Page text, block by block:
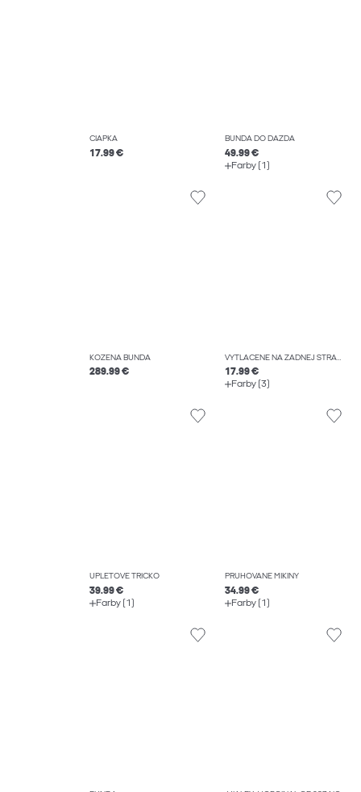
ČIAPKA
17.99 €
BUNDA DO DAŽĎA
49.99 €
Farby (1)
KOŽENÁ BUNDA
289.99 €
VYTLAČENÉ NA ZADNEJ STRANE TRIČKO
17.99 €
Farby (3)
ÚPLETOVÉ TRIČKO
39.99 €
Farby (1)
PRUHOVANÉ MIKINY
34.99 €
Farby (1)